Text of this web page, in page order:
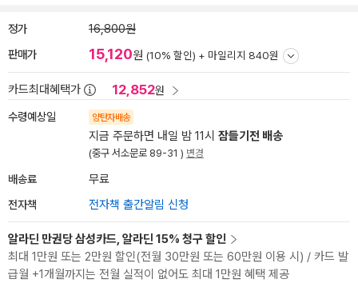
정가 16,800원
판매가 15,120원 (10% 할인) + 마일리지 840원
카드최대혜택가 12,852원
수령예상일 양탄자배송
지금 주문하면 내일 밤 11시 잠들기전 배송
(중구 서소문로 89-31 ) 변경
배송료 무료
전자책 전자책 출간알림 신청
알라딘 만권당 삼성카드, 알라딘 15% 청구 할인
최대 1만원 또는 2만원 할인(전월 30만원 또는 60만원 이용 시) / 카드 발
급월 +1개월까지는 전월 실적이 없어도 최대 1만원 혜택 제공